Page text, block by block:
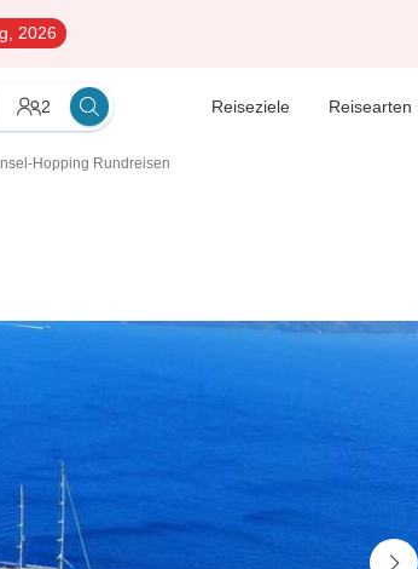
2026
2 Reiseziele Reisearten
Insel-Hopping Rundreisen